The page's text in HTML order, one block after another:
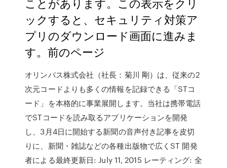
ックすると、セキュリティ対策ア
プリのダウンロード画面に進みま
す。前のページ
オリンパス株式会社（社長：菊川 剛）は、従来の2
次元コードよりも多くの情報を記録できる「STコ
ード」を本格的に事業展開します。当社は携帯電話
でSTコードを読み取るアプリケーションを開発
し、3月4日に開始する新聞の音声付き記事を皮切
りに、新聞・雑誌などの各種出版物で広くST 開発
者による最終更新日: July 11, 2015 レーティング: 全